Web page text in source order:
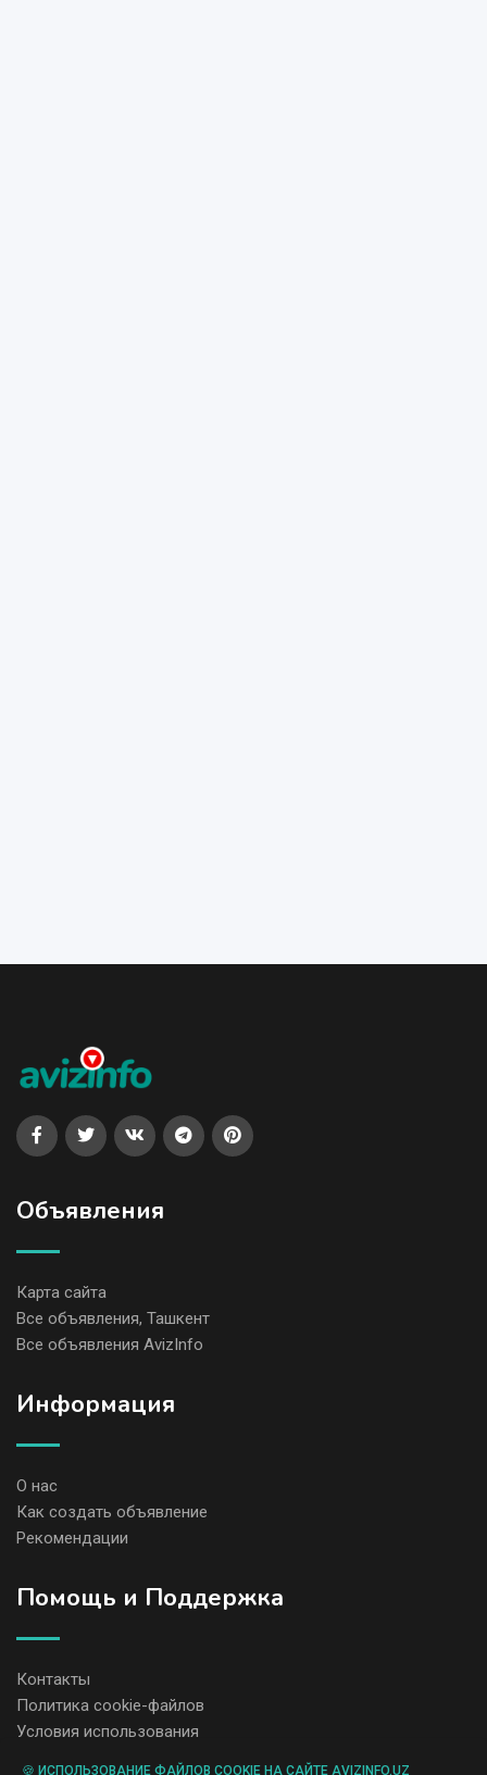
Объявления
Карта сайта
Все объявления, Ташкент
Все объявления AvizInfo
Информация
О нас
Как создать объявление
Рекомендации
Помощь и Поддержка
Контакты
Политика cookie-файлов
Условия использования
🍪 ИСПОЛЬЗОВАНИЕ ФАЙЛОВ COOKIE НА САЙТЕ AVIZINFO.UZ